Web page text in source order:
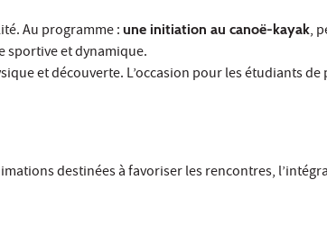
Au programme : une initiation au canoë-kayak,
sportive et dynamique.
et découverte. L’occasion pour les étudiants de
destinées à favoriser les rencontres,